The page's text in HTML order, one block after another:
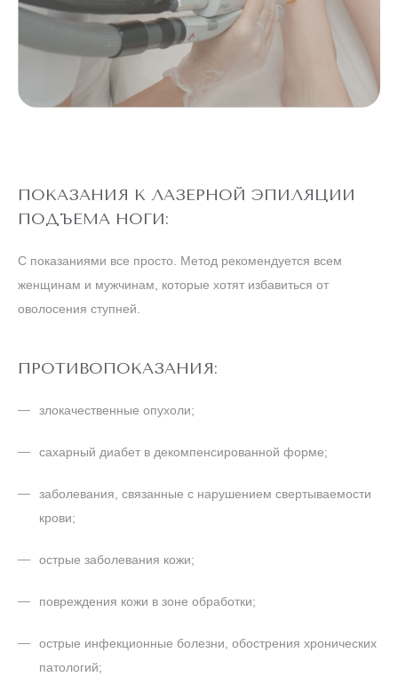
ПОКАЗАНИЯ К ЛАЗЕРНОЙ ЭПИЛЯЦИИ
ПОДЪЕМА НОГИ:
С показаниями все просто. Метод рекомендуется всем
женщинам и мужчинам, которые хотят избавиться от
оволосения ступней.
ПРОТИВОПОКАЗАНИЯ:
злокачественные опухоли;
сахарный диабет в декомпенсированной форме;
заболевания, связанные с нарушением свертываемости
крови;
острые заболевания кожи;
повреждения кожи в зоне обработки;
острые инфекционные болезни, обострения хронических
патологий;